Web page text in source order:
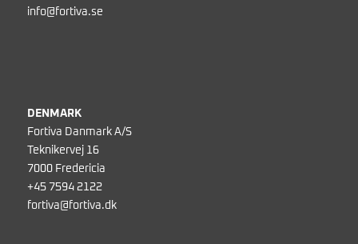
info@fortiva.se
DENMARK
Fortiva Danmark A/S
Teknikervej 16
7000 Fredericia
+45 7594 2122
fortiva@fortiva.dk